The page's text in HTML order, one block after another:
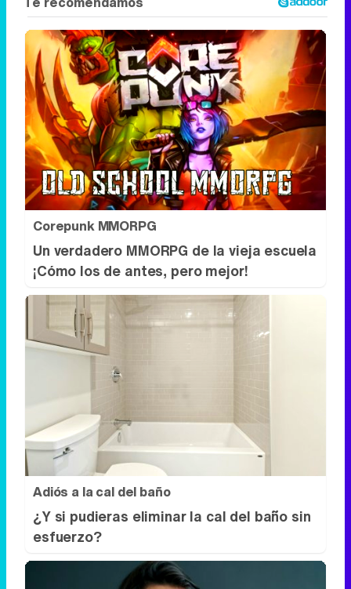
Corepunk MMORPG
Un verdadero MMORPG de la vieja escuela
¡Cómo los de antes, pero mejor!
Adiós a la cal del baño
¿Y si pudieras eliminar la cal del baño sin
esfuerzo?